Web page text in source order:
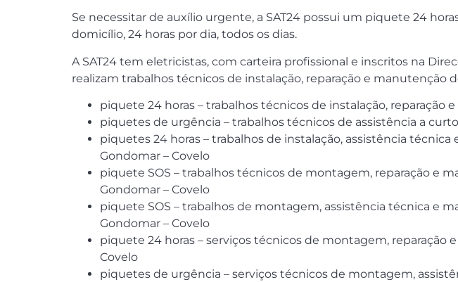
Se necessitar de auxílio urgente, a SAT24 possui um piquete 24
domicílio, 24 horas por dia, todos os dias.
A SAT24 tem eletricistas, com carteira profissional e inscritos na
realizam trabalhos técnicos de instalação, reparação e manutenção
piquete 24 horas – trabalhos técnicos de instalação, reparação
piquetes de urgência – trabalhos técnicos de assistência a
piquetes 24 horas – trabalhos de instalação, assistência
Gondomar – Covelo
piquete SOS – trabalhos técnicos de montagem, reparação e
Gondomar – Covelo
piquete SOS – trabalhos de montagem, assistência técnica e
Gondomar – Covelo
piquete 24 horas – serviços técnicos de montagem, reparação
Covelo
piquetes de urgência – serviços técnicos de montagem,